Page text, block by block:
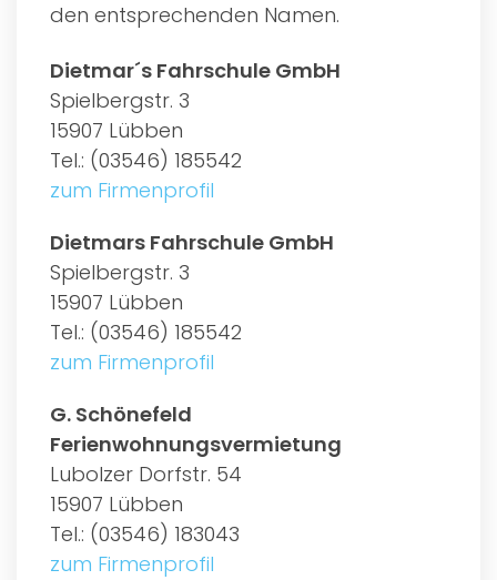
den entsprechenden Namen.
Dietmar´s Fahrschule GmbH
Spielbergstr. 3
15907 Lübben
Tel.: (03546) 185542
zum Firmenprofil
Dietmars Fahrschule GmbH
Spielbergstr. 3
15907 Lübben
Tel.: (03546) 185542
zum Firmenprofil
G. Schönefeld
Ferienwohnungsvermietung
Lubolzer Dorfstr. 54
15907 Lübben
Tel.: (03546) 183043
zum Firmenprofil